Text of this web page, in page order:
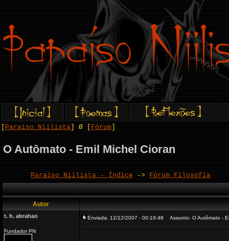
Paraíso Niilista ] Ø [ Fórum
O Autômato - Emil Michel Cioran
Paraíso Niilista - Índice -> Fórum Filosofia
Autor
t. h. abrahao
Fundador PN
Enviada: 12/12/2007 - 00:19:48 Assunto: O Autômato -